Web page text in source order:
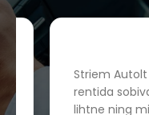
Striem Autolt
rentida sobiva
lihtne ning